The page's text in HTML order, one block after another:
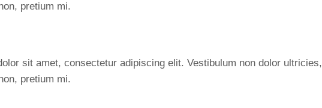
pretium mi.
sit amet, consectetur adipiscing elit. Vestibulum non dolor ultricies,
pretium mi.